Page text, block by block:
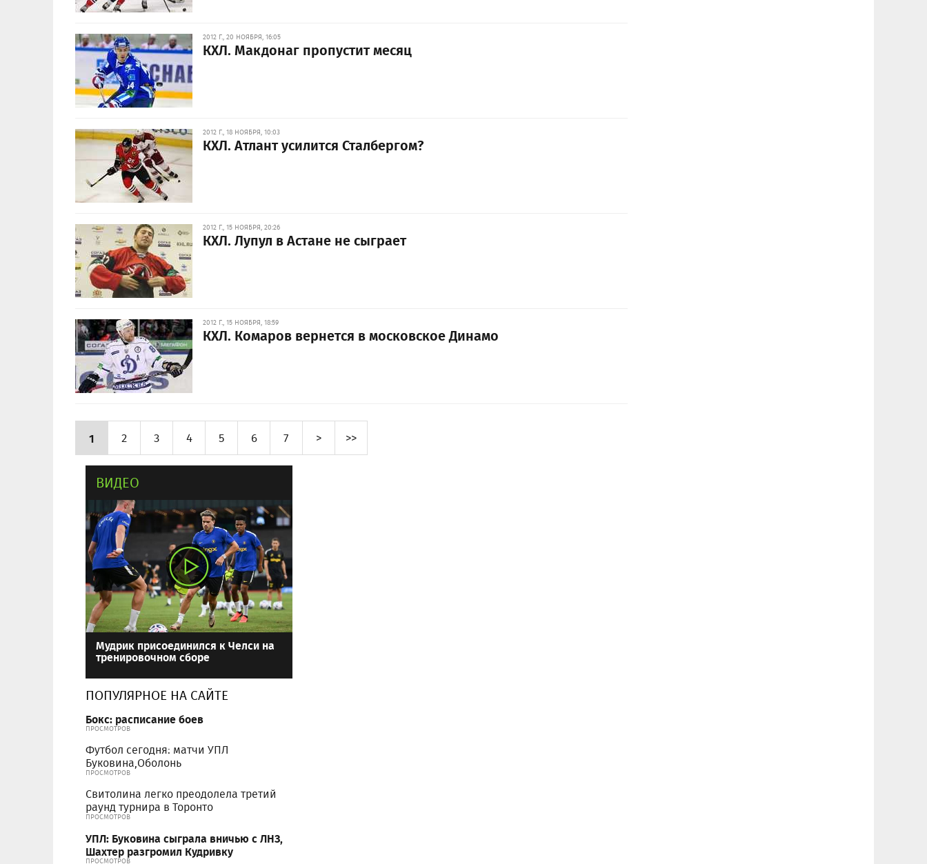
2012 Г., 20 НОЯБРЯ, 16:05
КХЛ. Макдонаг пропустит месяц
2012 Г., 18 НОЯБРЯ, 10:03
КХЛ. Атлант усилится Сталбергом?
2012 Г., 15 НОЯБРЯ, 20:26
КХЛ. Лупул в Астане не сыграет
2012 Г., 15 НОЯБРЯ, 18:59
КХЛ. Комаров вернется в московское Динамо
1 2 3 4 5 6 7 > >>
ВИДЕО
Мудрик присоединился к Челси на
тренировочном сборе
ПОПУЛЯРНОЕ НА САЙТЕ
Бокс: расписание боев
ПРОСМОТРОВ
Футбол сегодня: матчи УПЛ
Буковина,Оболонь
ПРОСМОТРОВ
Свитолина легко преодолела третий
раунд турнира в Торонто
ПРОСМОТРОВ
УПЛ: Буковина сыграла вничью с ЛНЗ,
Шахтер разгромил Кудривку
ПРОСМОТРОВ